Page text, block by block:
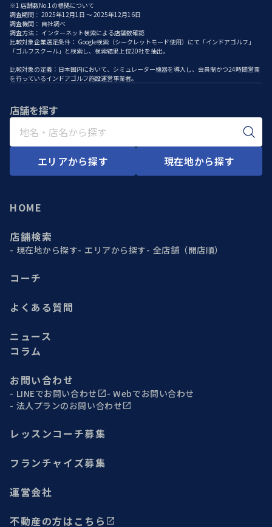
※1 店舗数No.1の根拠について
調査期間： 2025年12月1日 ～ 2025年12月16日
調査機関： 自社調べ
調査方法： インターネット検索による店舗数確認
比較対象企業選定条件： Google検索（シークレットモード使用）にて「インドアゴルフ」
「ゴルフスクール」と検索し、検索結果上位20社を抽出。
比較対象の定義：日本国内において、シミュレーター機器を導入し、会員制かつ24時間営業
を行っているインドアゴルフ施設運営事業者。
店舗を探す
エリアから探す 現在地から探す
HOME
店舗検索
現在地から探す エリアから探す 全店舗（開店順）
コーチ
よくある質問
ニュース
コラム
お問い合わせ
LINEでお問い合わせ
Webでお問い合わせ
法人プランのお問い合わせ
レッスンコーチ募集
フランチャイズ募集
運営会社
不動産の方はこちら